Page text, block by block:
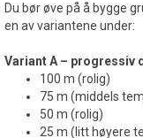
Du bør øve på å bygge
en av variantene under:
Variant A – progressiv
100 m (rolig)
75 m (middels
50 m (rolig)
25 m (litt høyere